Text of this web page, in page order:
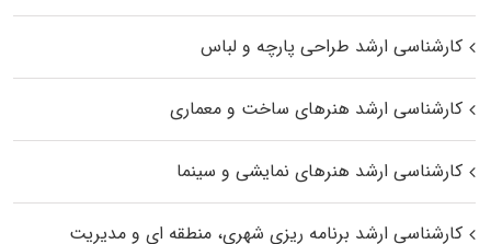
کارشناسی ارشد طراحی پارچه و لباس
کارشناسی ارشد هنرهای ساخت و معماری
کارشناسی ارشد هنرهای نمایشی و سینما
کارشناسی ارشد برنامه ریزی شهری، منطقه‌ ای و مدیریت